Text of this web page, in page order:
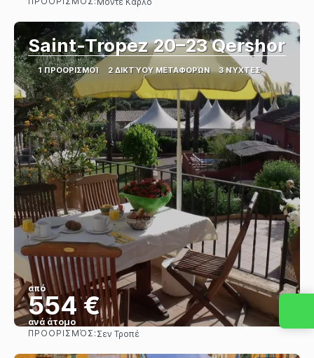
Βλέπω
Saint-Tropez 20–23 Qershor
1 ΠΡΟΟΡΙΣΜΟΊ 2 ΔΙΚΤΎΟΥ ΜΕΤΑΦΟΡΏΝ 3 ΝΎΧΤΕΣ
από
554 €
ανά άτομο
ΠΡΟΟΡΙΣΜΌΣ: Σεν Τροπέ